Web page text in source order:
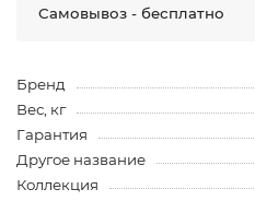
Самовывоз - бесплатно
Бренд
Вес, кг
Гарантия
Другое название
Коллекция